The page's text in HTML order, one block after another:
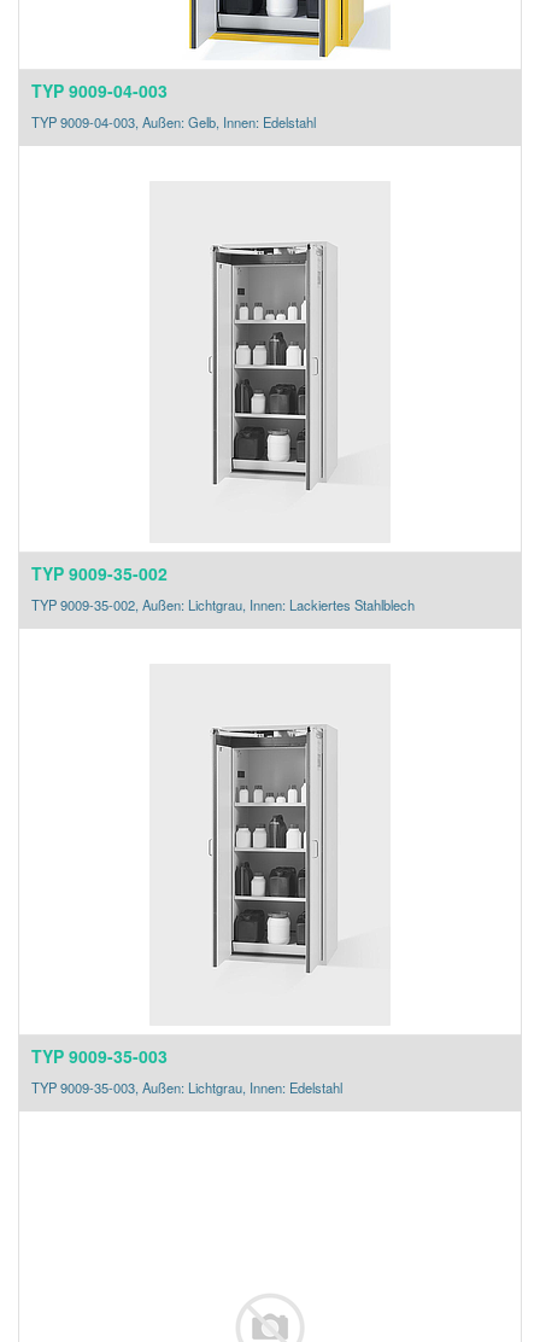
TYP 9009-04-003
TYP 9009-04-003, Außen: Gelb, Innen: Edelstahl
TYP 9009-35-002
TYP 9009-35-002, Außen: Lichtgrau, Innen: Lackiertes Stahlblech
TYP 9009-35-003
TYP 9009-35-003, Außen: Lichtgrau, Innen: Edelstahl